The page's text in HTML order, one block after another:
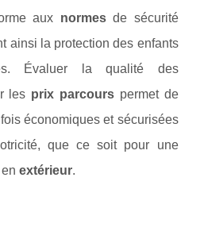
aux normesde sécurité
ainsi la protection des enfants
Évaluer la qualité des
les prix parcours permet de
économiques et sécurisées
que ce soit pour une
extérieur.